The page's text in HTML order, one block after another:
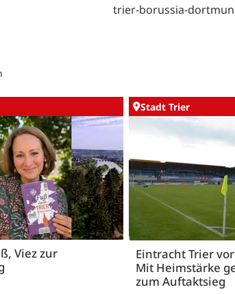
trier-borussia-
Viez zur
Stadt Trier
Eintracht Trier
Mit Heimstärke
zum Auftaktsieg